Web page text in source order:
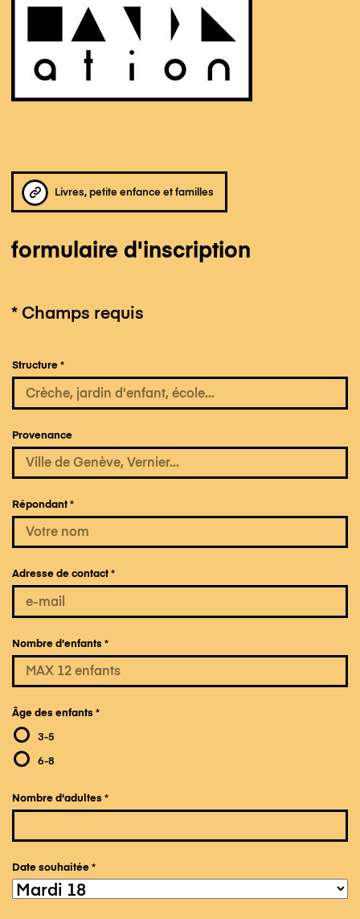
Livres, petite enfance et familles
formulaire d'inscription
* Champs requis
Structure *
Provenance
Répondant *
Adresse de contact *
Nombre d'enfants *
Âge des enfants *
3-5
6-8
Nombre d'adultes *
Date souhaitée *